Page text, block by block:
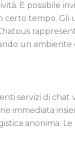
È possibile
tempo. Gli
un ambiente
servizi di chat
immediata
anonima.